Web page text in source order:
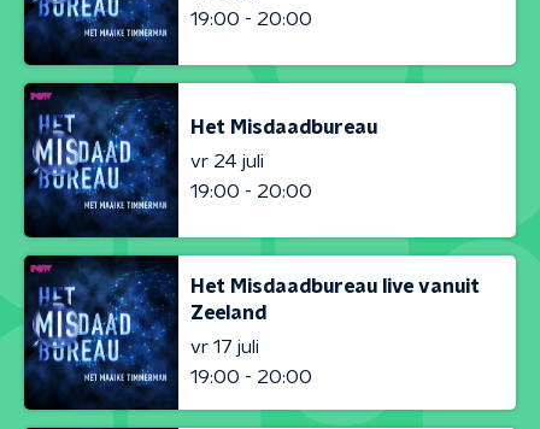
19:00 - 20:00
Het Misdaadbureau
vr 24 juli
19:00 - 20:00
Het Misdaadbureau live vanuit
Zeeland
vr 17 juli
19:00 - 20:00